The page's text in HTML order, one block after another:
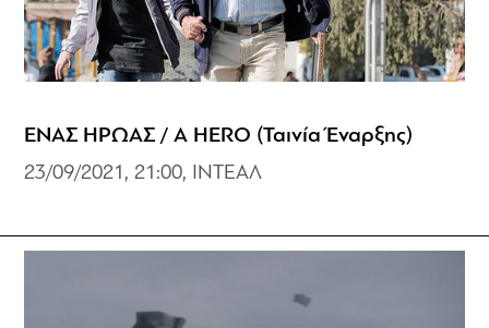
ΕΝΑΣ ΗΡΩΑΣ / A HERO (Ταινία Έναρξης)
23/09/2021, 21:00, ΙΝΤΕΑΛ